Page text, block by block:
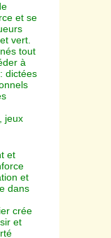
et se
vert.
tout
à
dictées
jeux
et
et
dans
crée
et